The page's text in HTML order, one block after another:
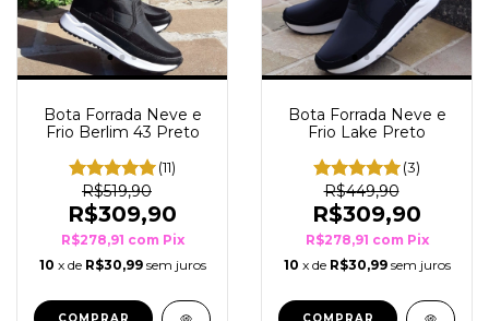
Bota Forrada Neve e
Frio Berlim 43 Preto
(11)
R$519,90
R$309,90
R$278,91 com Pix
10 x de R$30,99 sem juros
COMPRAR
Bota Forrada Neve e
Frio Lake Preto
(3)
R$449,90
R$309,90
R$278,91 com Pix
10 x de R$30,99 sem juros
COMPRAR